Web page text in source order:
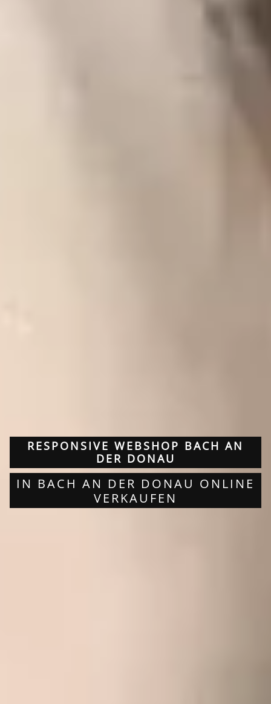
RESPONSIVE WEBSHOP BACH AN
DER DONAU
IN BACH AN DER DONAU ONLINE
VERKAUFEN